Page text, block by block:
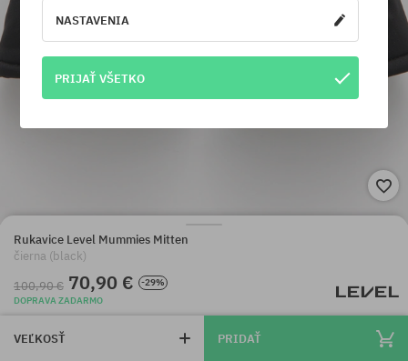
Rukavice Level Mummies Mitten
čierna (black)
100,90 € 70,90 €
-29%
DOPRAVA ZADARMO
VEĽKOSŤ PRIDAŤ
NASTAVENIA
PRIJAŤ VŠETKO